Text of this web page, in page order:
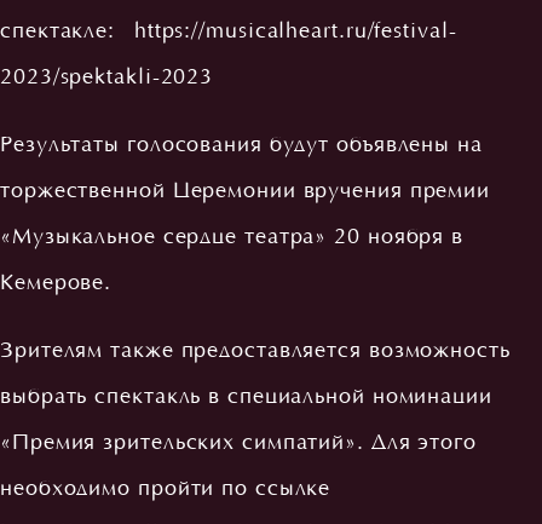
спектакле: https://musicalheart.ru/festival-
2023/spektakli-2023
Результаты голосования будут объявлены на
торжественной Церемонии вручения премии
«Музыкальное сердце театра» 20 ноября в
Кемерове.
Зрителям также предоставляется возможность
выбрать спектакль в специальной номинации
«Премия зрительских симпатий». Для этого
необходимо пройти по ссылке